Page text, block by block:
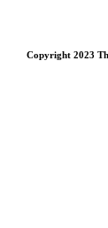
Copyright 2023